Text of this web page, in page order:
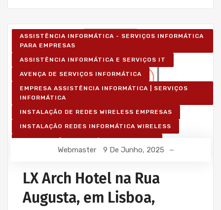
ASSISTÊNCIA INFORMÁTICA - SERVIÇOS INFORMÁTICA
PARA EMPRESAS
ASSISTÊNCIA INFORMÁTICA E SERVIÇOS IT
AVENÇA DE SERVIÇOS INFORMÁTICA
EMPRESA ASSISTÊNCIA INFORMÁTICA | SERVIÇOS
INFORMÁTICA
INSTALAÇÃO DE REDES WIRELESS EMPRESAS
INSTALAÇÃO REDES INFORMÁTICA WIRELESS
PROJETOS CABLAGEM E REDES INFORMÁTICA
REDE ESTRUTURADA INFORMÁTICA
Webmaster 9 De Junho, 2025
LX Arch Hotel na Rua
Augusta, em Lisboa,